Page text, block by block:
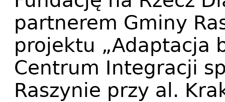
partnerem Gminy
projektu „Adaptacja
Centrum Integracji
Raszynie przy al.